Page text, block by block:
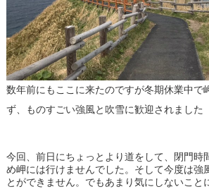
数年前にもここに来たのですが冬期休業中で
ず、ものすごい強風と吹雪に歓迎されました
今回、前日にちょっとより道をして、閉門時
め岬には行けませんでした。そして今度は強
とができません。でもあまり気にしないこと